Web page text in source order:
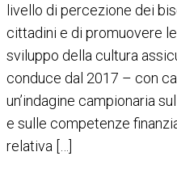
livello di percezione dei
cittadini e di promuovere
sviluppo della cultura
conduce dal 2017 – con
un’indagine campionaria
e sulle competenze
relativa […]